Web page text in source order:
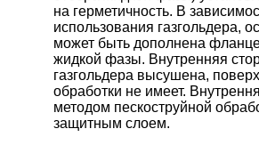
на герметичность. В
использования газгольдера,
может быть дополнена
жидкой фазы. Внутренняя
газгольдера высушена,
обработки не имеет.
методом пескоструйной
защитным слоем.